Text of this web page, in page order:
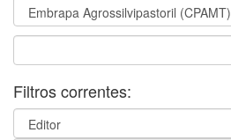
Filtros correntes: